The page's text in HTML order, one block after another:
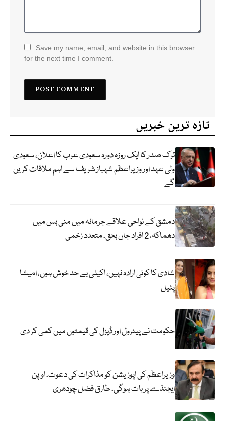
Save my name, email, and website in this browser
for the next time I comment.
تازہ ترین خبریں
ترک صدر کا ایک روزہ دورہ سعودی عرب کا اعلان، سعودی
ولی عہد اور وزیراعظم شہباز شریف سے اہم ملاقات کریں
گے
دمشق کے نواحی علاقے جرمانہ میں منی بس میں
دھماکہ، 2 افراد جاں بحق، متعدد زخمی
شادی کا کوئی ارادہ نہیں، اکیلی بے حد خوش ہوں، امیشا
پٹیل
حکومت نے پیٹرول اور ڈیزل کی قیمتوں میں کمی کر دی
وزیراعظم کی اپوزیشن کو مذاکرات کی دعوت، اوپن
ایجنڈے پر بات ہوگی، طارق فضل چودھری